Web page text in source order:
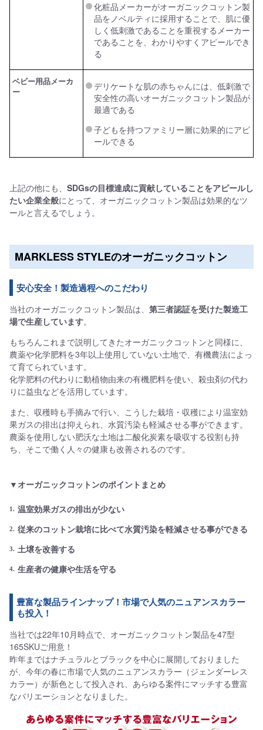
化粧品メーカーがオーガニックコットン製
品をノベルティに採用することで、肌に優
しく低刺激であることを重視するメーカー
であることを、わかりやすくアピールでき
る
ベビー用品メーカ
ー
デリケートな肌の赤ちゃんには、低刺激で
安全性の高いオーガニックコットン製品が
最適である
子どもを持つファミリー層に効果的にアピ
ールできる
上記の他にも、 SDGsの目標達成に貢献していることをアピールし
たい企業全般にとって、オーガニックコットン製品は効果的なツ
ールと言えるでしょう。
MARKLESS STYLEのオーガニックコットン
安心安全！製造過程へのこだわり
当社のオーガニックコットン製品は、 第三者認証を受けた製造工
場で生産しています。
もちろんこれまで説明してきたオーガニックコットンと同様に、
農薬や化学肥料を3年以上使用していない土地で、有機農法によっ
て育てられています。
化学肥料の代わりに動植物由来の有機肥料を使い、殺虫剤の代わ
りに益虫などを活用しています。
また、収穫時も手摘みで行い、こうした栽培・収穫により温室効
果ガスの排出は抑えられ、水質汚染も軽減させる事ができます。
農薬を使用しない肥沃な土地は二酸化炭素を吸収する役割も持
ち、そこで働く人々の健康も改善されるのです。
▼オーガニックコットンのポイントまとめ
温室効果ガスの排出が少ない
従来のコットン栽培に比べて水質汚染を軽減させる事ができる
土壌を改善する
生産者の健康や生活を守る
豊富な製品ラインナップ！市場で人気のニュアンスカラー
も投入！
当社では22年10月時点で、オーガニックコットン製品を47型
165SKUご用意！
昨年まではナチュラルとブラックを中心に展開しておりました
が、今年の春に市場で人気のニュアンスカラー（ジェンダーレス
カラー）が新色として投入され、あらゆる案件にマッチする豊富
なバリエーションとなりました。